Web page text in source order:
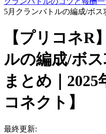
5月クランバトルの編成/ボ
【プリコネR
ルの編成/ボ
まとめ｜
コネクト】
最終更新: